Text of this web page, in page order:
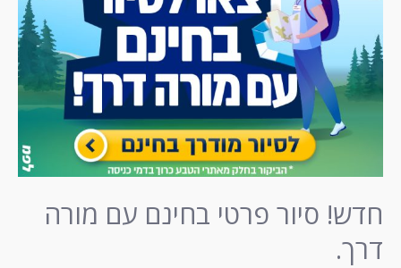
חדש! סיור פרטי בחינם עם מורה
דרך.